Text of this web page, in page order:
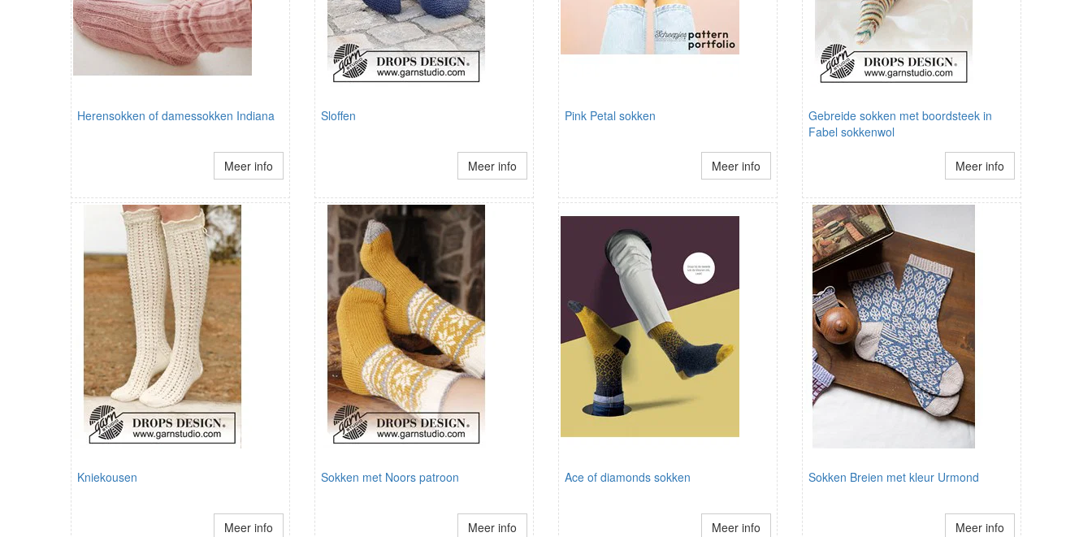
Herensokken of damessokken Indiana
Meer info
Sloffen
Meer info
Pink Petal sokken
Meer info
Gebreide sokken met boordsteek in
Fabel sokkenwol
Meer info
Kniekousen
Meer info
Sokken met Noors patroon
Meer info
Ace of diamonds sokken
Meer info
Sokken Breien met kleur Urmond
Meer info